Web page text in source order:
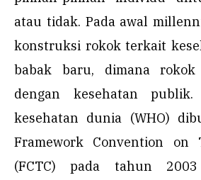
atau tidak. Pada awal
konstruksi rokok terkait
babak baru, dimana
dengan kesehatan
kesehatan dunia (WHO)
Framework Convention on
(FCTC) pada tahun